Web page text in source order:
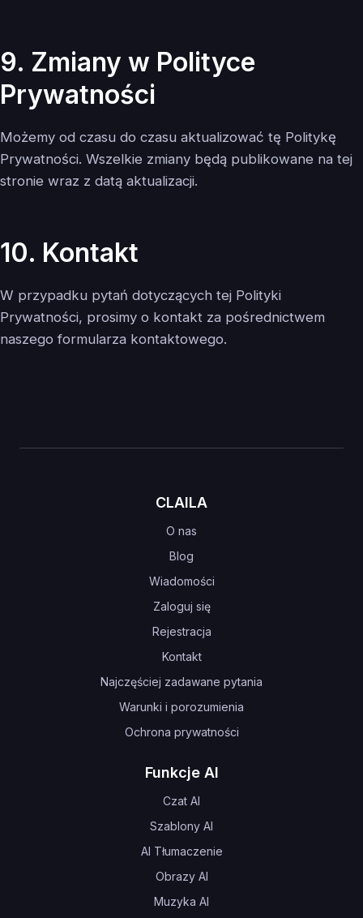
9. Zmiany w Polityce
Prywatności
Możemy od czasu do czasu aktualizować tę Politykę
Prywatności. Wszelkie zmiany będą publikowane na tej
stronie wraz z datą aktualizacji.
10. Kontakt
W przypadku pytań dotyczących tej Polityki
Prywatności, prosimy o kontakt za pośrednictwem
naszego formularza kontaktowego.
CLAILA
O nas
Blog
Wiadomości
Zaloguj się
Rejestracja
Kontakt
Najczęściej zadawane pytania
Warunki i porozumienia
Ochrona prywatności
Funkcje AI
Czat AI
Szablony AI
AI Tłumaczenie
Obrazy AI
Muzyka AI